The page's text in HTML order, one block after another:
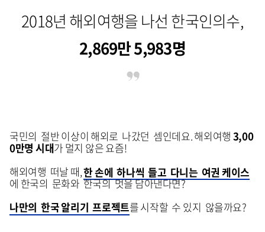
2018년 해외여행을 나선 한국인의수,
2,869만 5,983명
국민의 절반 이상이 해외로 나갔던 셈인데요. 해외여행 3,00
0만명 시대가 멀지 않은 요즘!
해외여행 떠날 때,한 손에 하나씩 들고 다니는 여권 케이스
에 한국의 문화와 한국의 멋을 담아낸다면?
나만의 한국 알리기 프로젝트를 시작할 수 있지 않을까요?